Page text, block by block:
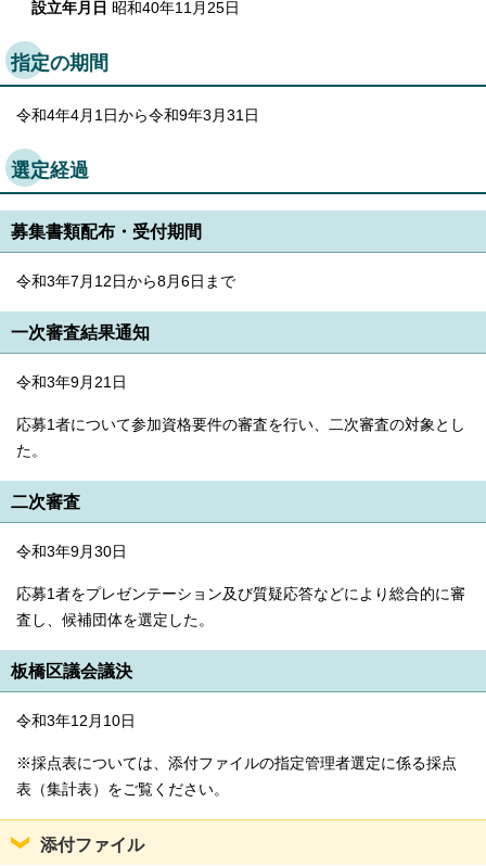
設立年月日 昭和40年11月25日
指定の期間
令和4年4月1日から令和9年3月31日
選定経過
募集書類配布・受付期間
令和3年7月12日から8月6日まで
一次審査結果通知
令和3年9月21日
応募1者について参加資格要件の審査を行い、二次審査の対象とし
た。
二次審査
令和3年9月30日
応募1者をプレゼンテーション及び質疑応答などにより総合的に審
査し、候補団体を選定した。
板橋区議会議決
令和3年12月10日
※採点表については、添付ファイルの指定管理者選定に係る採点
表（集計表）をご覧ください。
添付ファイル